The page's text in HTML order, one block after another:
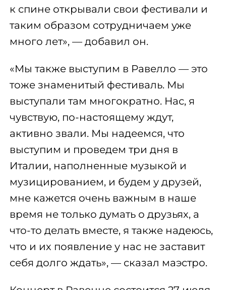
к спине открывали свои фестивали и
таким образом сотрудничаем уже
много лет», — добавил он.
«Мы также выступим в Равелло — это
тоже знаменитый фестиваль. Мы
выступали там многократно. Нас, я
чувствую, по-настоящему ждут,
активно звали. Мы надеемся, что
выступим и проведем три дня в
Италии, наполненные музыкой и
музицированием, и будем у друзей,
мне кажется очень важным в наше
время не только думать о друзьях, а
что-то делать вместе, я также надеюсь,
что и их появление у нас не заставит
себя долго ждать», — сказал маэстро.